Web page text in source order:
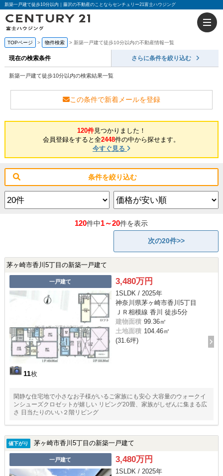
新築一戸建て徒歩10分以内｜藤沢の不動産のことならセンチュリー21富士ハウジング
TOPページ 物件検索 新築一戸建て徒歩10分以内の不動産情報一覧
現在の検索条件 さらに条件を絞り込む
新築一戸建て徒歩10分以内の検索結果一覧
この条件で新着メールを登録
120件見つかりました！
会員登録をすると全2448件の中から探せます。
今すぐ見る
条件を絞り込む
120件中1～20件を表示
次の20件>>
茅ヶ崎市香川5丁目の新築一戸建て
一戸建て
11枚
3,480万円
1SLDK / 2025年
神奈川県茅ヶ崎市香川5丁目
ＪＲ相模線 香川 徒歩5分
建物面積 99.36㎡
土地面積 104.46㎡
(31.6坪)
閑静な住宅地で小さなお子様がいるご家族にも安心 大容量のウォークイ
ンシューズクロゼットが嬉しい リビング20畳、家族がしぜんに集まる広
さ 日当たりのいい２階リビング
値下がり 茅ヶ崎市香川5丁目の新築一戸建て
一戸建て 3,480万円
1SLDK / 2025年